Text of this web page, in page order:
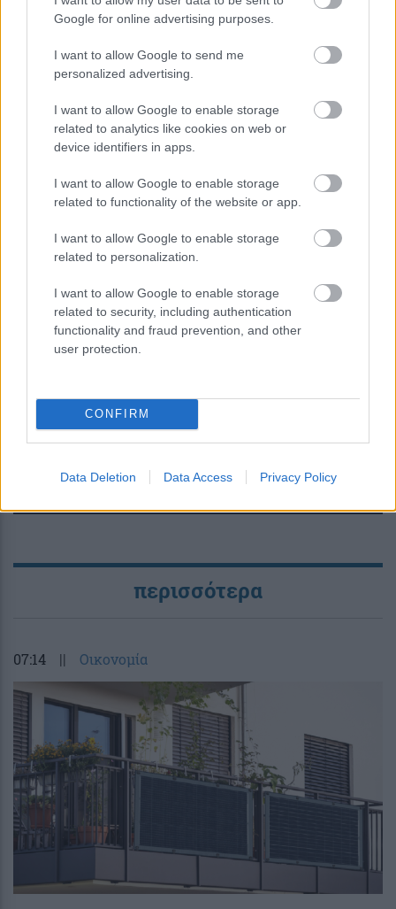
Google for online advertising purposes.
I want to allow Google to send me
personalized advertising.
I want to allow Google to enable storage
related to analytics like cookies on web or
device identifiers in apps.
I want to allow Google to enable storage
related to functionality of the website or app.
I want to allow Google to enable storage
related to personalization.
I want to allow Google to enable storage
related to security, including authentication
functionality and fraud prevention, and other
user protection.
CONFIRM
Data Deletion Data Access Privacy Policy
Κρίσιμο κενό ασφαλείας σε Cursor,
VS Code και Google Antigravity
εξέθεσε 50 εκατ. προγραμματιστές
Επίθεση στην αλυσίδα εφοδιασμού
εβδομαδιαίες λήψεις
περισσότερα
07:14 || Οικονομία